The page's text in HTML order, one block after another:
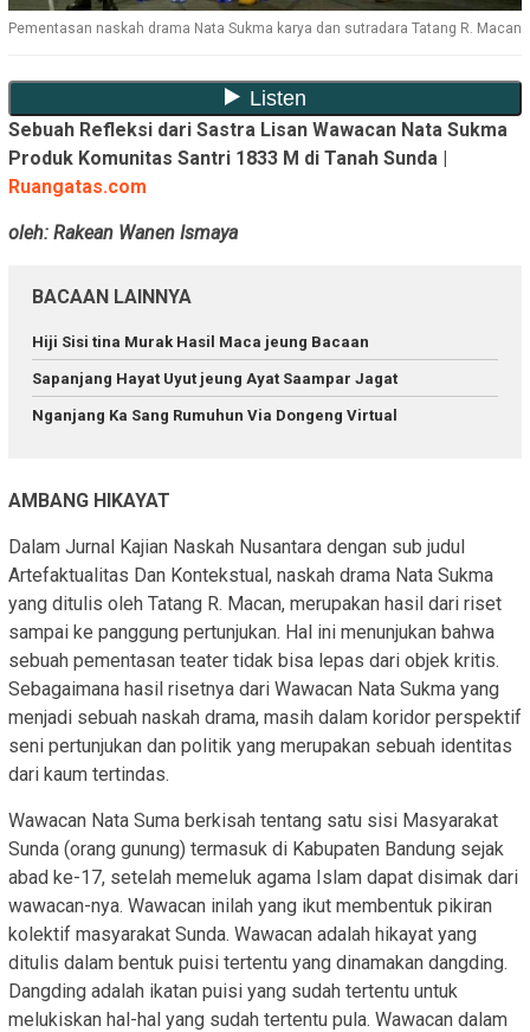
Pementasan naskah drama Nata Sukma karya dan sutradara Tatang R. Macan
Sebuah Refleksi dari Sastra Lisan Wawacan Nata Sukma
Produk Komunitas Santri 1833 M di Tanah Sunda |
Ruangatas.com
oleh: Rakean Wanen Ismaya
BACAAN LAINNYA
Hiji Sisi tina Murak Hasil Maca jeung Bacaan
Sapanjang Hayat Uyut jeung Ayat Saampar Jagat
Nganjang Ka Sang Rumuhun Via Dongeng Virtual
AMBANG HIKAYAT
Dalam Jurnal Kajian Naskah Nusantara dengan sub judul
Artefaktualitas Dan Kontekstual, naskah drama Nata Sukma
yang ditulis oleh Tatang R. Macan, merupakan hasil dari riset
sampai ke panggung pertunjukan. Hal ini menunjukan bahwa
sebuah pementasan teater tidak bisa lepas dari objek kritis.
Sebagaimana hasil risetnya dari Wawacan Nata Sukma yang
menjadi sebuah naskah drama, masih dalam koridor perspektif
seni pertunjukan dan politik yang merupakan sebuah identitas
dari kaum tertindas.
Wawacan Nata Suma berkisah tentang satu sisi Masyarakat
Sunda (orang gunung) termasuk di Kabupaten Bandung sejak
abad ke-17, setelah memeluk agama Islam dapat disimak dari
wawacan-nya. Wawacan inilah yang ikut membentuk pikiran
kolektif masyarakat Sunda. Wawacan adalah hikayat yang
ditulis dalam bentuk puisi tertentu yang dinamakan dangding.
Dangding adalah ikatan puisi yang sudah tertentu untuk
melukiskan hal-hal yang sudah tertentu pula. Wawacan dalam